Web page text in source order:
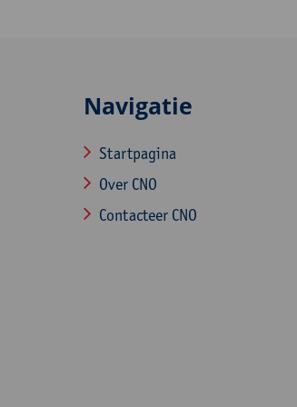
Navigatie
Startpagina
Over CNO
Contacteer CNO